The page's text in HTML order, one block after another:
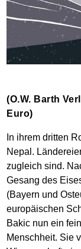
(O.W. Barth
Euro)
In ihrem dritten
Nepal.
zugleich sind.
Gesang des
(Bayern und
europäischen
Bakic nun ein
Menschheit. Sie